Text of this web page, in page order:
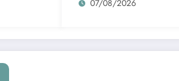
07/08/2026